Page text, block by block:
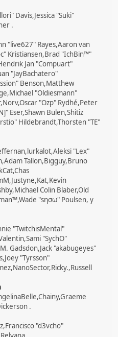
Davis,Jessica "Suki"
.
"live627" Rayes,Aaron van
Kristiansen,Brad "IchBin™"
Jan "Compuart"
"JayBachatero"
Benson,Matthew
"Oldiesmann"
"Ozp" Rydhé,Peter
Eser,Shawn Bulen,Shitiz
Hildebrandt,Thorsten "TE"
"Lex"
Tallon,Bigguy,Bruno
Colin Blaber,Old
"sησω" Poulsen, y
"TwitchisMental"
"SychO"
Gadsdon,Jack "akabugeyes"
"Tyrsson"
.
"d3vcho"